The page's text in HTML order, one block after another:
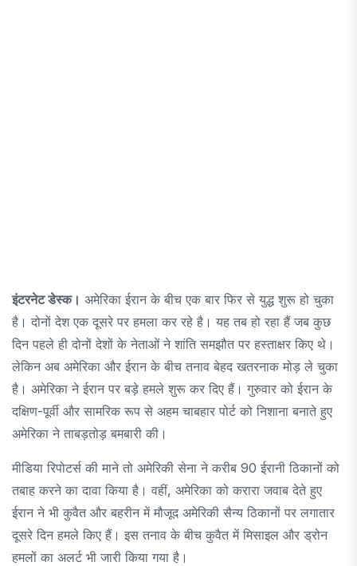
इंटरनेट डेस्क। अमेरिका ईरान के बीच एक बार फिर से युद्ध शुरू हो चुका
है। दोनों देश एक दूसरे पर हमला कर रहे है। यह तब हो रहा हैं जब कुछ
दिन पहले ही दोनों देशों के नेताओं ने शांति समझौत पर हस्ताक्षर किए थे।
लेकिन अब अमेरिका और ईरान के बीच तनाव बेहद खतरनाक मोड़ ले चुका
है। अमेरिका ने ईरान पर बड़े हमले शुरू कर दिए हैं। गुरुवार को ईरान के
दक्षिण-पूर्वी और सामरिक रूप से अहम चाबहार पोर्ट को निशाना बनाते हुए
अमेरिका ने ताबड़तोड़ बमबारी की।
मीडिया रिपोटर्स की माने तो अमेरिकी सेना ने करीब 90 ईरानी ठिकानों को
तबाह करने का दावा किया है। वहीं, अमेरिका को करारा जवाब देते हुए
ईरान ने भी कुवैत और बहरीन में मौजूद अमेरिकी सैन्य ठिकानों पर लगातार
दूसरे दिन हमले किए हैं। इस तनाव के बीच कुवैत में मिसाइल और ड्रोन
हमलों का अलर्ट भी जारी किया गया है।